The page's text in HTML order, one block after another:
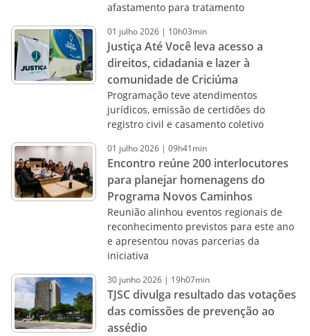
afastamento para tratamento
01 julho2026 | 10h03min
Justiça Até Você leva acesso a
direitos, cidadania e lazer à
comunidade de Criciúma
Programação teve atendimentos
jurídicos, emissão de certidões do
registro civil e casamento coletivo
01 julho2026 | 09h41min
Encontro reúne 200 interlocutores
para planejar homenagens do
Programa Novos Caminhos
Reunião alinhou eventos regionais de
reconhecimento previstos para este ano
e apresentou novas parcerias da
iniciativa
30 junho2026 | 19h07min
TJSC divulga resultado das votações
das comissões de prevenção ao
assédio